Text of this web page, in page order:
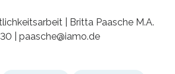
| Britta Paasche M.A.
| paasche@iamo.de